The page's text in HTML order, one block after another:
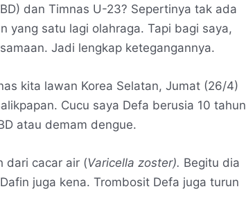
dan Timnas U-23? Sepertinya tak ada
yang satu lagi olahraga. Tapi bagi saya,
Jadi lengkap ketegangannya.
kita lawan Korea Selatan, Jumat (26/4)
Cucu saya Defa berusia 10 tahun
atau demam dengue.
dari cacar air (Varicella zoster). Begitu dia
juga kena. Trombosit Defa juga turun